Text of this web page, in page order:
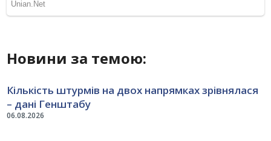
Новини за темою:
06.08.2026
Кількість штурмів на двох напрямках зрівнялася
– дані Генштабу